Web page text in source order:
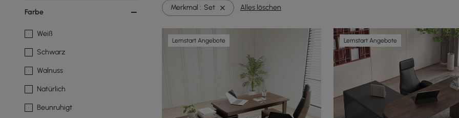
Farbe
Weiß
Schwarz
Walnuss
Natürlich
Beunruhigt
Merkmal : Set Alles löschen
Lernstart Angebote Lernstart Angebote